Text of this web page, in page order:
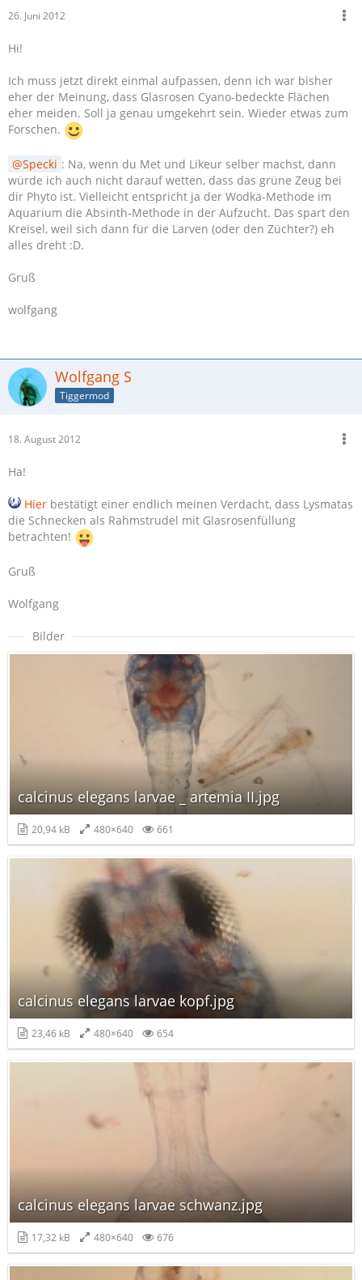
26. Juni 2012
Hi!
Ich muss jetzt direkt einmal aufpassen, denn ich war bisher
eher der Meinung, dass Glasrosen Cyano-bedeckte Flächen
eher meiden. Soll ja genau umgekehrt sein. Wieder etwas zum
Forschen.
Specki : Na, wenn du Met und Likeur selber machst, dann
würde ich auch nicht darauf wetten, dass das grüne Zeug bei
dir Phyto ist. Vielleicht entspricht ja der Wodka-Methode im
Aquarium die Absinth-Methode in der Aufzucht. Das spart den
Kreisel, weil sich dann für die Larven (oder den Züchter?) eh
alles dreht :D.
Gruß
wolfgang
Wolfgang S
Tiggermod
18. August 2012
Ha!
Hier bestätigt einer endlich meinen Verdacht, dass Lysmatas
die Schnecken als Rahmstrudel mit Glasrosenfüllung
betrachten!
Gruß
Wolfgang
Bilder
calcinus elegans larvae _ artemia II.jpg
20,94 kB 480×640 661
calcinus elegans larvae kopf.jpg
23,46 kB 480×640 654
calcinus elegans larvae schwanz.jpg
17,32 kB 480×640 676